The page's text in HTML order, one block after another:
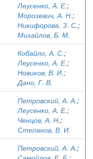
Леусенко, А. Е.;
Морозевич, А. Н.;
Никифорова, З. С.;
Михайлов, Б. М.
Кобайло, А. С.;
Леусенко, А. Е.;
Новиков, В. И.;
Дано, Г. В.
Петровский, А. А.;
Леусенко, А. Е.;
Ченцов, А. Н.;
Степанов, В. И.
Петровский, А. А.;